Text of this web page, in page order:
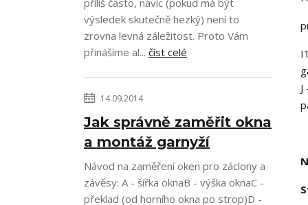
příliš často, navíc (pokud má být
výsledek skutečně hezký) není to
zrovna levná záležitost. Proto Vám
přinášíme al... číst celé
14.09.2014
Jak správně zaměřit okna
a montáž garnyží
Návod na zaměření oken pro záclony a
závěsy: A - šířka oknaB - výška oknaC -
překlad (od horního okna po strop)D -
J